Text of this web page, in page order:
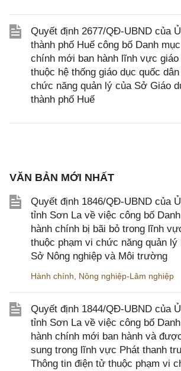
Quyết định 2677/QĐ-UBND của
thành phố Huế công bố Danh
chính mới ban hành lĩnh vực
thuộc hệ thống giáo dục quốc
chức năng quản lý của Sở Giáo
thành phố Huế
VĂN BẢN MỚI NHẤT
Quyết định 1846/QĐ-UBND của
tỉnh Sơn La về việc công bố
hành chính bị bãi bỏ trong lĩnh
thuộc phạm vi chức năng quản
Sở Nông nghiệp và Môi trường
Hành chính Nông nghiệp-Lâm nghiệp
Quyết định 1844/QĐ-UBND của
tỉnh Sơn La về việc công bố
hành chính mới ban hành và
sung trong lĩnh vực Phát thanh
Thông tin điện tử thuộc phạm vi